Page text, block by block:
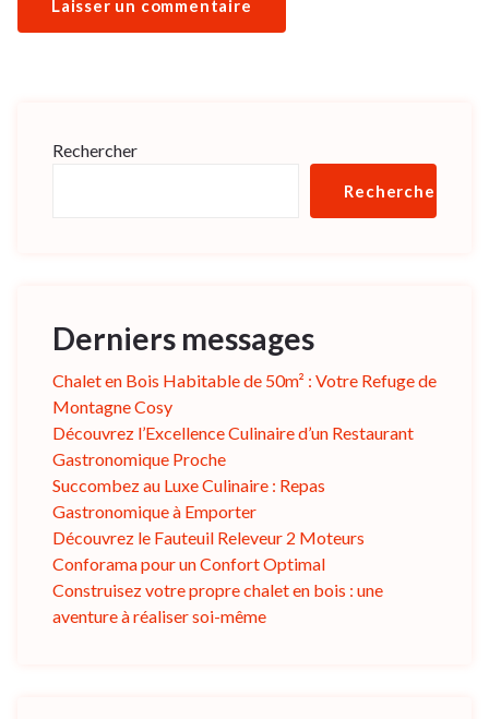
Rechercher
Rechercher
Derniers messages
Chalet en Bois Habitable de 50m² : Votre Refuge de
Montagne Cosy
Découvrez l’Excellence Culinaire d’un Restaurant
Gastronomique Proche
Succombez au Luxe Culinaire : Repas
Gastronomique à Emporter
Découvrez le Fauteuil Releveur 2 Moteurs
Conforama pour un Confort Optimal
Construisez votre propre chalet en bois : une
aventure à réaliser soi-même